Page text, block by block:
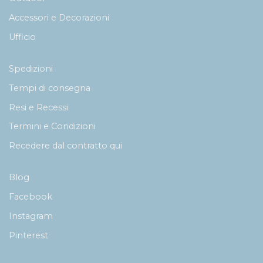
Accessori e Decorazioni
Ufficio
Spedizioni
Tempi di consegna
Resi e Recessi
Termini e Condizioni
Recedere dal contratto qui
Blog
Facebook
Instagram
Pinterest